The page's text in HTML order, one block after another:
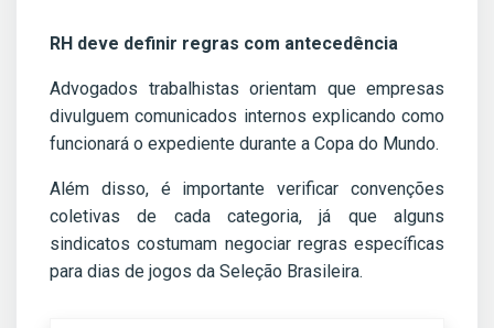
RH deve definir regras com antecedência
Advogados trabalhistas orientam que empresas
divulguem comunicados internos explicando como
funcionará o expediente durante a Copa do Mundo.
Além disso, é importante verificar convenções
coletivas de cada categoria, já que alguns
sindicatos costumam negociar regras específicas
para dias de jogos da Seleção Brasileira.